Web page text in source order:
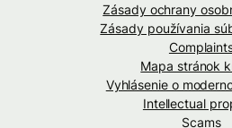
Zásady ochrany
Zásady používania
Mapa stránok
Vyhlásenie o
Intellectual
Scams